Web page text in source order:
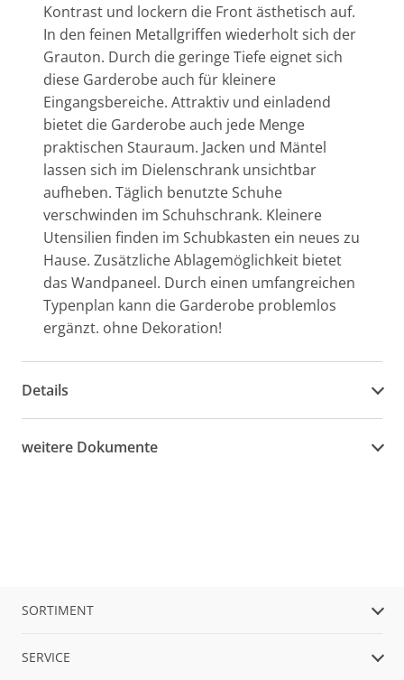
Kontrast und lockern die Front ästhetisch auf.
In den feinen Metallgriffen wiederholt sich der
Grauton. Durch die geringe Tiefe eignet sich
diese Garderobe auch für kleinere
Eingangsbereiche. Attraktiv und einladend
bietet die Garderobe auch jede Menge
praktischen Stauraum. Jacken und Mäntel
lassen sich im Dielenschrank unsichtbar
aufheben. Täglich benutzte Schuhe
verschwinden im Schuhschrank. Kleinere
Utensilien finden im Schubkasten ein neues zu
Hause. Zusätzliche Ablagemöglichkeit bietet
das Wandpaneel. Durch einen umfangreichen
Typenplan kann die Garderobe problemlos
ergänzt. ohne Dekoration!
Details
weitere Dokumente
SORTIMENT
SERVICE